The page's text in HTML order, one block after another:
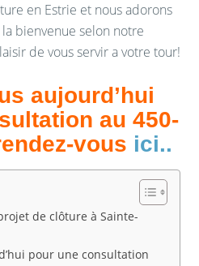
en Estrie et nous adorons
bienvenue selon notre
de vous servir a votre tour!
aujourd’hui
au 450-
vous ici..
de clôture à Sainte-
pour une consultation